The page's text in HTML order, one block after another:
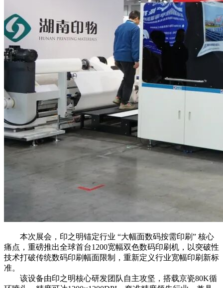
本次展会，印之明锚定行业 “大幅面数码按需印刷” 核心
痛点，重磅推出全球首台1200宽幅双色数码印刷机，以突破性
技术打破传统数码印刷幅面限制，重新定义行业宽幅印刷新标
准。
该设备由印之明核心研发团队自主攻坚，搭载京瓷80K循